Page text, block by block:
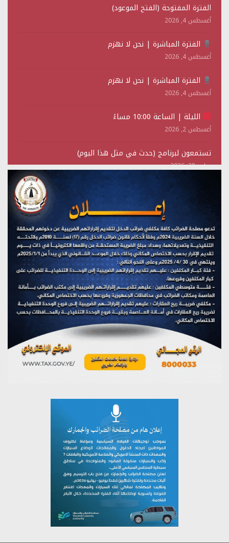
الفترة المفتوحة (الفتح الموعود)
أغسطس 4, 2026
الفترة المباشرة | نحن لا نهزم
أغسطس 4, 2026
الفترة المباشرة | نحن لا نهزم
أغسطس 4, 2026
الليلة | الساعة 10:00 مساءً
أغسطس 2, 2026
تستمعون لبرنامج (حدث في مثل هذا اليوم)
يوليو 28, 2026
(نحن لا نهزم) بث مباشر
تستمعون لبرنامج (هندسة الوهم)
يوليو 28, 2026
مؤتمر صحفي لمركز عين الإنسانية حول جرائم تحالف العدوان
على اليمن
يوليو 27, 2026
تستمعون لبرنامج (مع السيد القائد)
يوليو 26, 2026